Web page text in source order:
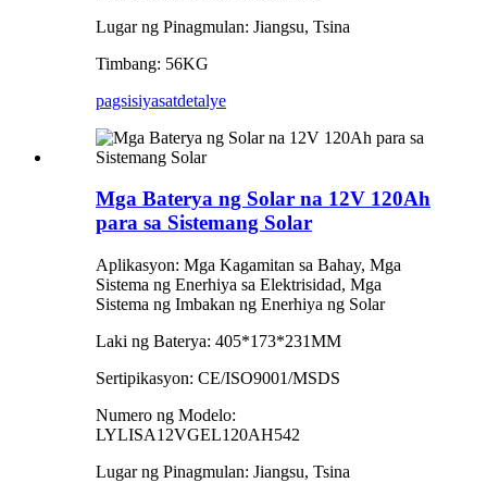
Lugar ng Pinagmulan: Jiangsu, Tsina
Timbang: 56KG
pagsisiyasatdetalye
Mga Baterya ng Solar na 12V 120Ah
para sa Sistemang Solar
Aplikasyon: Mga Kagamitan sa Bahay, Mga
Sistema ng Enerhiya sa Elektrisidad, Mga
Sistema ng Imbakan ng Enerhiya ng Solar
Laki ng Baterya: 405*173*231MM
Sertipikasyon: CE/ISO9001/MSDS
Numero ng Modelo:
LYLISA12VGEL120AH542
Lugar ng Pinagmulan: Jiangsu, Tsina